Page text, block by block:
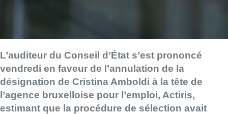
L’auditeur du Conseil d’État s’est prononcé
vendredi en faveur de l’annulation de la
désignation de Cristina Amboldi à la tête de
l’agence bruxelloise pour l’emploi, Actiris,
estimant que la procédure de sélection avait